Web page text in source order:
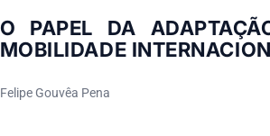
O PAPEL DA
MOBILIDADE
Felipe Gouvêa Pena